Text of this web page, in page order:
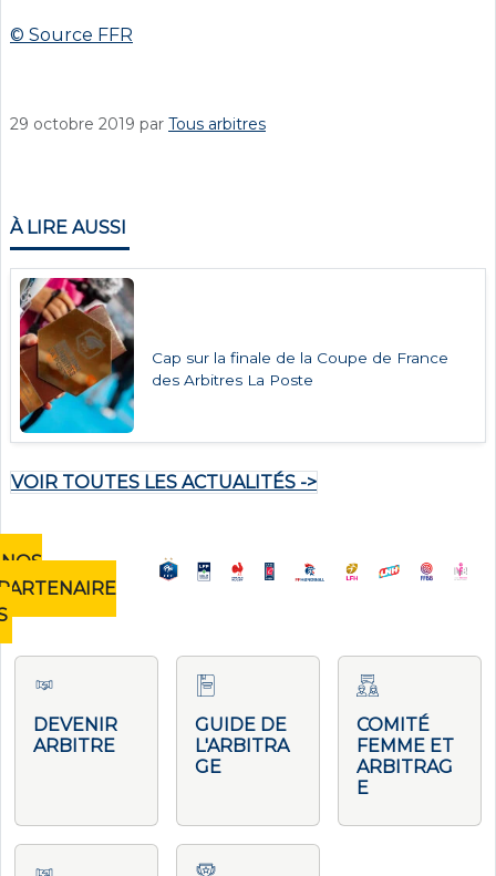
© Source FFR
29 octobre 2019 par Tous arbitres
À LIRE AUSSI
Cap sur la finale de la Coupe de France
des Arbitres La Poste
VOIR TOUTES LES ACTUALITÉS ->
NOS
DEVENIR
ARBITRE
GUIDE DE
L'ARBITRA
GE
COMITÉ
FEMME ET
ARBITRAG
E